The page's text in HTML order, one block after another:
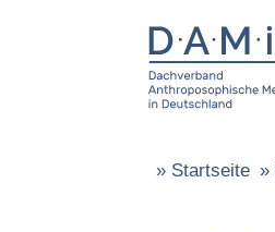
» Startseite »